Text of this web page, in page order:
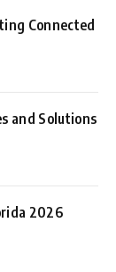
Connected
and Solutions
2026